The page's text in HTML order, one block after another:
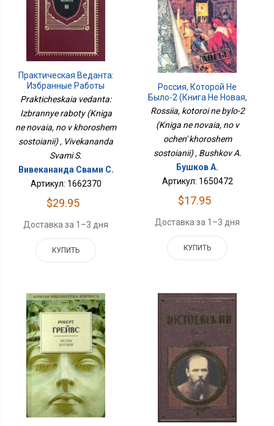
Практическая Веданта:
Избранные Работы
(Книга Не Новая, Но В
Prakticheskaia vedanta:
Izbrannye raboty (Kniga
ne novaia, no v khoroshem
sostoianii) , Vivekananda
Svami S.
Вивекананда Свами С.
Артикул: 1662370
$29.95
Доставка за 1–3 дня
КУПИТЬ
Россия, Которой Не
Было-2 (Книга Не Новая,
Но В Очень Хорошем
Состоянии)
Rossiia, kotoroi ne bylo-2
(Kniga ne novaia, no v
ochen' khoroshem
sostoianii) , Bushkov A.
Бушков А.
Артикул: 1650472
$17.95
Доставка за 1–3 дня
КУПИТЬ